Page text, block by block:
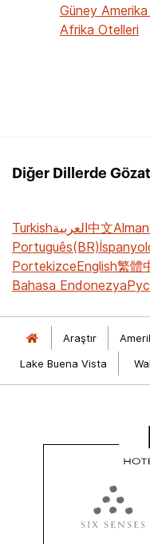
Güney
Afrika Otelleri
Diğer Dillerde Gözat
Turkishالعربية中文
Português(BR)
PortekizceEnglish繁體
Bahasa Endonezya
Araştır
Lake Buena Vista